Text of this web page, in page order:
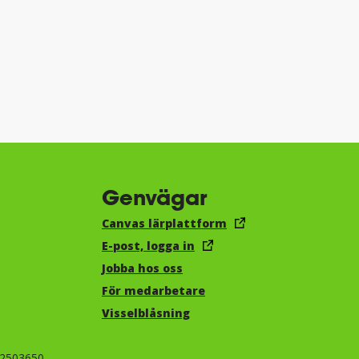
Genvägar
Canvas lärplattform
E-post, logga in
Jobba hos oss
För medarbetare
Visselblåsning